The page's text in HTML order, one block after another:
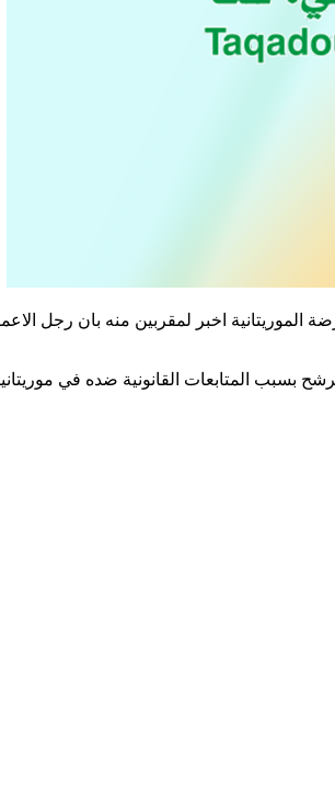
اخبر لمقربين منه بان رجل
بسبب المتابعات القانونية ضده في